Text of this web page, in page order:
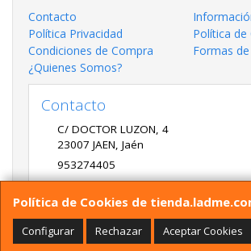
Política de Cookies de
Configurar Rechazar Aceptar Cookies
Contacto
Política Privacidad
Política de
Condiciones de Compra
Formas
¿Quienes Somos?
Contacto
C/ DOCTOR LUZON, 4
23007 JAEN, Jaén
953274405
LADME@LADME.COM
Horario